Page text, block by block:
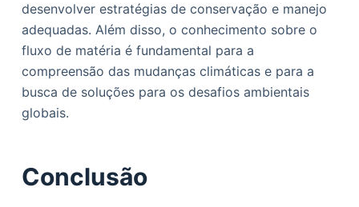
desenvolver estratégias de conservação e manejo
adequadas. Além disso, o conhecimento sobre o
fluxo de matéria é fundamental para a
compreensão das mudanças climáticas e para a
busca de soluções para os desafios ambientais
globais.
Conclusão